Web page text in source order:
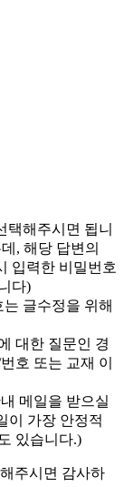
택해주시면 됩니
, 해당 답변의
입력한 비밀번호
다)
글수정을 위해
대한 질문인 경
호 또는 교재 이
메일을 받으실
이 가장 안정적
있습니다.)
주시면 감사하